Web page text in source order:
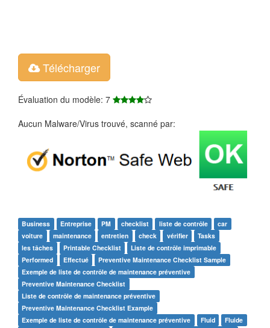
Télécharger
Évaluation du modèle: 7
Aucun Malware/Virus trouvé, scanné par:
Business Entreprise PM checklist liste de contrôle
car
voiture
maintenance entretien check vérifier
Tasks
les tâches
Printable Checklist
Liste de contrôle imprimable
Performed
Effectué
Preventive Maintenance Checklist Sample
Exemple de liste de contrôle de maintenance préventive
Preventive Maintenance Checklist
Liste de contrôle de maintenance préventive
Preventive Maintenance Checklist Example
Exemple de liste de contrôle de maintenance préventive
Fluid
Fluide